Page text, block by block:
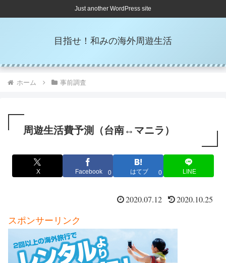
Just another WordPress site
目指せ！和みの海外周遊生活
ホーム 事前調査
周遊生活費予測（台南↔マニラ）
X Facebook 0 はてブ 0 LINE
2020.07.12 2020.10.25
スポンサーリンク